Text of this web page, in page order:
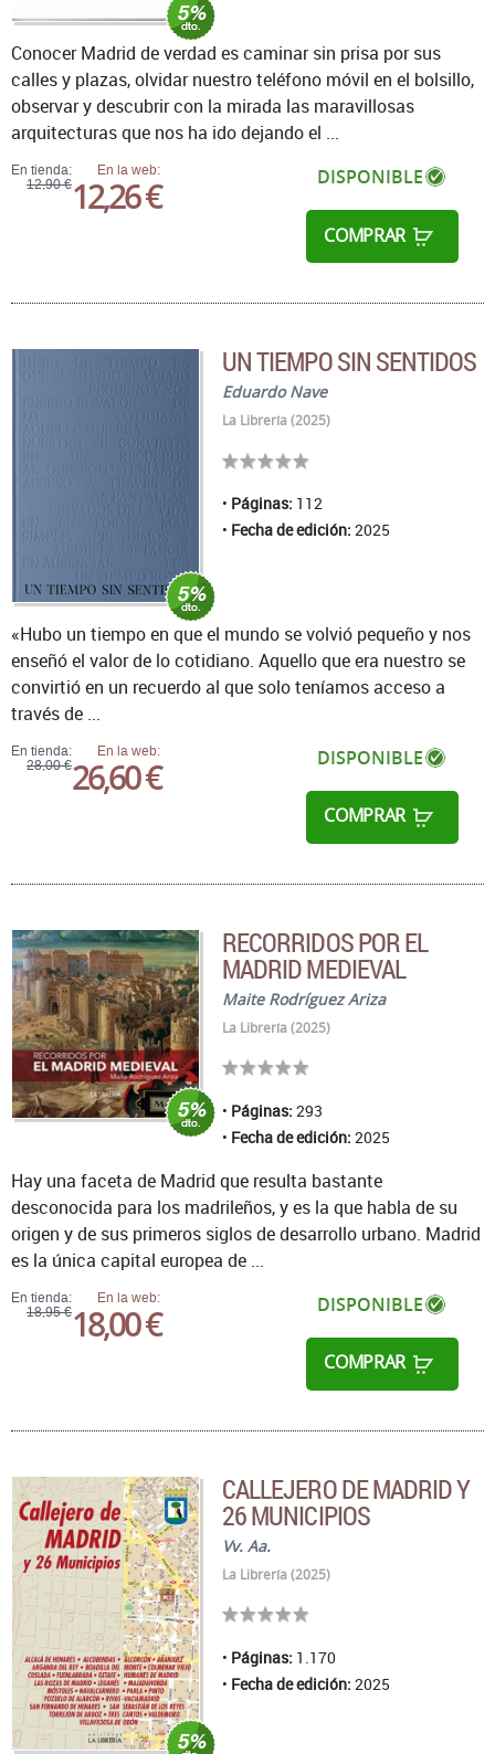
En tienda:
12,90 €
En la web:
12,26 € DISPONIBLE
COMPRAR
Conocer Madrid de verdad es caminar sin prisa por sus
calles y plazas, olvidar nuestro teléfono móvil en el bolsillo,
observar y descubrir con la mirada las maravillosas
arquitecturas que nos ha ido dejando el ...
UN TIEMPO SIN SENTIDOS
Eduardo Nave
La Librería (2025)
Páginas: 112
Fecha de edición: 2025
En tienda:
28,00 €
En la web:
26,60 € DISPONIBLE
COMPRAR
«Hubo un tiempo en que el mundo se volvió pequeño y nos
enseñó el valor de lo cotidiano. Aquello que era nuestro se
convirtió en un recuerdo al que solo teníamos acceso a
través de ...
RECORRIDOS POR EL
MADRID MEDIEVAL
Maite Rodríguez Ariza
La Librería (2025)
Páginas: 293
Fecha de edición: 2025
En tienda:
18,95 €
En la web:
18,00 € DISPONIBLE
COMPRAR
Hay una faceta de Madrid que resulta bastante
desconocida para los madrileños, y es la que habla de su
origen y de sus primeros siglos de desarrollo urbano. Madrid
es la única capital europea de ...
CALLEJERO DE MADRID Y
26 MUNICIPIOS
Vv. Aa.
La Librería (2025)
Páginas: 1.170
Fecha de edición: 2025